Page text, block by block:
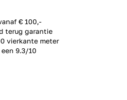
€ 100,-
terug garantie
vierkante meter
9.3/10